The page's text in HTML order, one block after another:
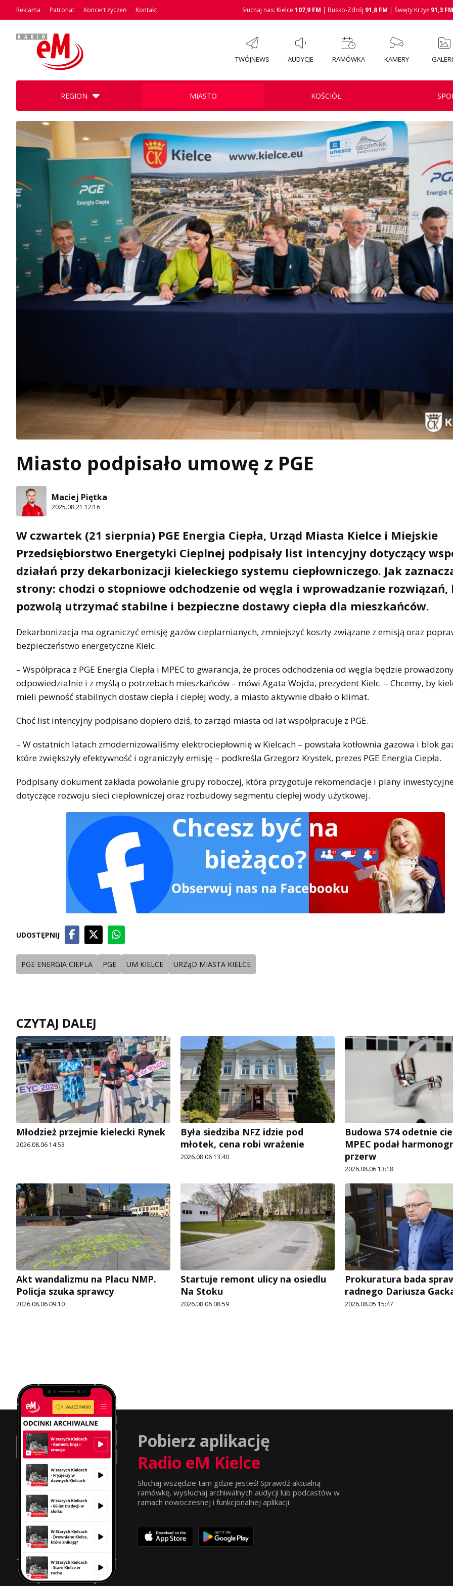
Reklama Patronat Koncert życzeń Kontakt Słuchaj nas: Kielce 107,9 FM | Busko-Zdrój 91,8 FM | Święty Krzyż 91,3 FM
TWÓJNEWS AUDYCJE RAMÓWKA KAMERY
REGION MIASTO KOŚCIÓŁ
Miasto podpisało umowę z PGE
Maciej Piętka
2025.08.21 12:16
W czwartek (21 sierpnia) PGE Energia Ciepła, Urząd Miasta Kielce i Miejskie
Przedsiębiorstwo Energetyki Cieplnej podpisały list intencyjny dotyczący
działań przy dekarbonizacji kieleckiego systemu ciepłowniczego. Jak
strony: chodzi o stopniowe odchodzenie od węgla i wprowadzanie
pozwolą utrzymać stabilne i bezpieczne dostawy ciepła dla mieszkańców.
Dekarbonizacja ma ograniczyć emisję gazów cieplarnianych, zmniejszyć koszty związane z emisją oraz
bezpieczeństwo energetyczne Kielc.
– Współpraca z PGE Energia Ciepła i MPEC to gwarancja, że proces odchodzenia od węgla będzie
odpowiedzialnie i z myślą o potrzebach mieszkańców – mówi Agata Wojda, prezydent Kielc. – Chcemy, by
mieli pewność stabilnych dostaw ciepła i ciepłej wody, a miasto aktywnie dbało o klimat.
Choć list intencyjny podpisano dopiero dziś, to zarząd miasta od lat współpracuje z PGE.
– W ostatnich latach zmodernizowaliśmy elektrociepłownię w Kielcach – powstała kotłownia gazowa i blok
które zwiększyły efektywność i ograniczyły emisję – podkreśla Grzegorz Krystek, prezes PGE Energia Ciepła.
Podpisany dokument zakłada powołanie grupy roboczej, która przygotuje rekomendacje i plany
dotyczące rozwoju sieci ciepłowniczej oraz rozbudowy segmentu ciepłej wody użytkowej.
UDOSTĘPNIJ
PGE ENERGIA CIEPLA PGE UM KIELCE URZąD MIASTA KIELCE
CZYTAJ DALEJ
Młodzież przejmie kielecki Rynek
2026.08.06 14:53
Była siedziba NFZ idzie pod
młotek, cena robi wrażenie
2026.08.06 13:40
Budowa S74 odetnie
MPEC podał
przerw
2026.08.06 13:18
Akt wandalizmu na Placu NMP.
Policja szuka sprawcy
2026.08.06 09:10
Startuje remont ulicy na osiedlu
Na Stoku
2026.08.06 08:59
Prokuratura bada
radnego Dariusza
2026.08.05 15:47
Pobierz aplikację
Radio eM Kielce
Słuchaj wszędzie tam gdzie jesteś! Sprawdź aktualną
ramówkę, wysłuchaj archiwalnych audycji lub podcastów w
ramach nowoczesnej i funkcjonalnej aplikacji.